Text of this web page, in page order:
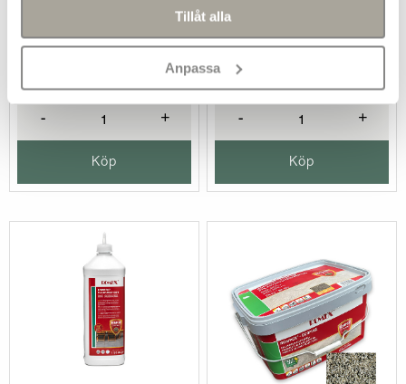
Tillåt alla
Anpassa
Romex fastfog grå 15 kg
- +
Köp
Romex fastfog antracit
- +
Köp